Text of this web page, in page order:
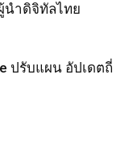
นำดิจิทัลไทย
ปรับแผน อัปเดตถี่